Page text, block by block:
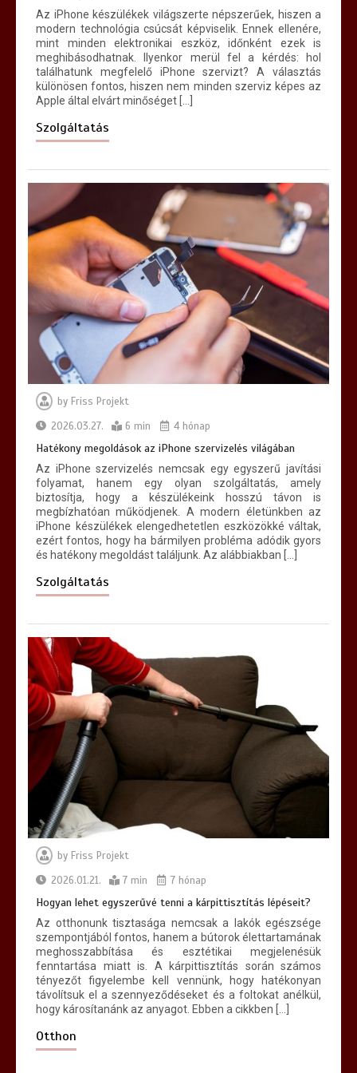
Az iPhone készülékek világszerte népszerűek, hiszen a
modern technológia csúcsát képviselik. Ennek ellenére,
mint minden elektronikai eszköz, időnként ezek is
meghibásodhatnak. Ilyenkor merül fel a kérdés: hol
találhatunk megfelelő iPhone szervizt? A választás
különösen fontos, hiszen nem minden szerviz képes az
Apple által elvárt minőséget […]
Szolgáltatás
by Friss Projekt
2026.03.27.
6 min 4 hónap
Hatékony megoldások az iPhone szervizelés világában
Az iPhone szervizelés nemcsak egy egyszerű javítási
folyamat, hanem egy olyan szolgáltatás, amely
biztosítja, hogy a készülékeink hosszú távon is
megbízhatóan működjenek. A modern életünkben az
iPhone készülékek elengedhetetlen eszközökké váltak,
ezért fontos, hogy ha bármilyen probléma adódik gyors
és hatékony megoldást találjunk. Az alábbiakban […]
Szolgáltatás
by Friss Projekt
2026.01.21.
7 min 7 hónap
Hogyan lehet egyszerűvé tenni a kárpittisztítás lépéseit?
Az otthonunk tisztasága nemcsak a lakók egészsége
szempontjából fontos, hanem a bútorok élettartamának
meghosszabbítása és esztétikai megjelenésük
fenntartása miatt is. A kárpittisztítás során számos
tényezőt figyelembe kell vennünk, hogy hatékonyan
távolítsuk el a szennyeződéseket és a foltokat anélkül,
hogy károsítanánk az anyagot. Ebben a cikkben […]
Otthon